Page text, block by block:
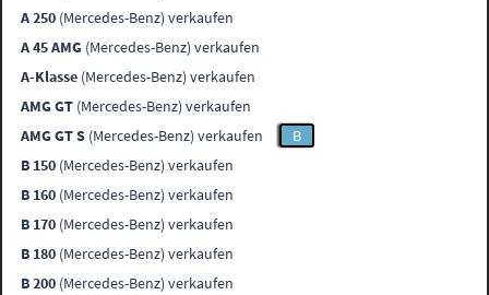
A 250 (Mercedes-Benz) verkaufen
A 45 AMG (Mercedes-Benz) verkaufen
A-Klasse (Mercedes-Benz) verkaufen
AMG GT (Mercedes-Benz) verkaufen
AMG GT S (Mercedes-Benz) verkaufen
B
B 150 (Mercedes-Benz) verkaufen
B 160 (Mercedes-Benz) verkaufen
B 170 (Mercedes-Benz) verkaufen
B 180 (Mercedes-Benz) verkaufen
B 200 (Mercedes-Benz) verkaufen